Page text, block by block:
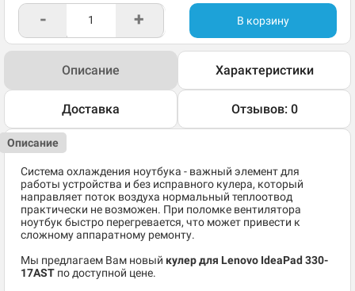
- + В корзину
Описание Характеристики
Доставка Отзывов: 0
Описание
Система охлаждения ноутбука - важный элемент для
работы устройства и без исправного кулера, который
направляет поток воздуха нормальный теплоотвод
практически не возможен. При поломке вентилятора
ноутбук быстро перегревается, что может привести к
сложному аппаратному ремонту.
Мы предлагаем Вам новый кулер для Lenovo IdeaPad 330-
17AST по доступной цене.